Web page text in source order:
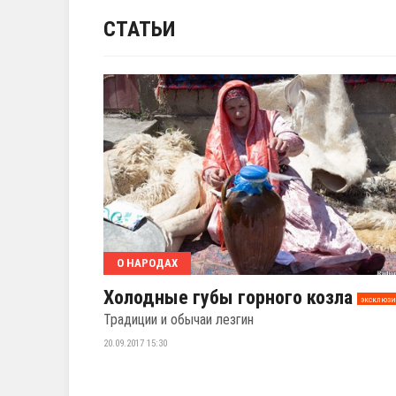
СТАТЬИ
О НАРОДАХ
Холодные губы горного козла
Традиции и обычаи лезгин
20.09.2017 15:30